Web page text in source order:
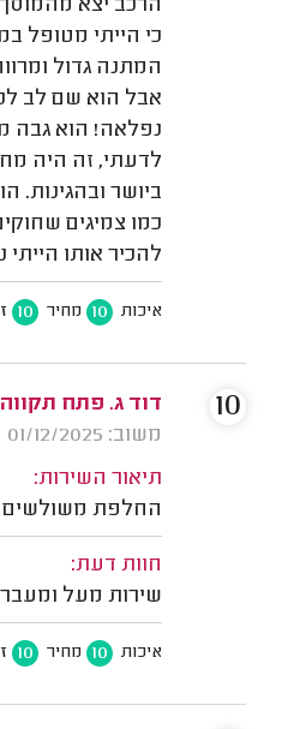
הרכב יצא
כי הייתי מטופל
המתנה גדול
אבל הוא שם לב
נפלאה! הוא גבה
לדעתי, זה היה
ביושר ובהגינות.
כמו צמיגים
להכיר אותו
איכות 10 מחיר 10
דוד ג. פתח
משוב: 01/12/2025
תיאור השירות:
החלפת משולשים
חוות דעת:
שירות מעל
איכות 10 מחיר 10
10